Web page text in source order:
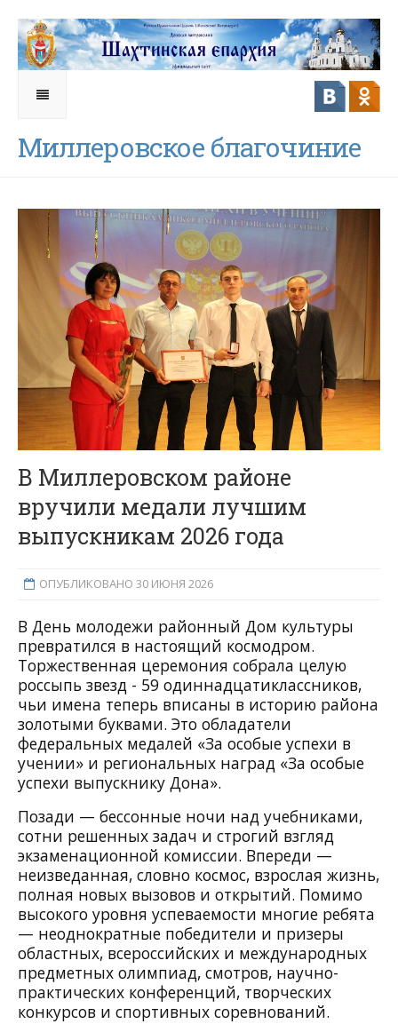
Миллеровское благочиние
В Миллеровском районе
вручили медали лучшим
выпускникам 2026 года
ОПУБЛИКОВАНО 30 ИЮНЯ 2026
В День молодежи районный Дом культуры
превратился в настоящий космодром.
Торжественная церемония собрала целую
россыпь звезд - 59 одиннадцатиклассников,
чьи имена теперь вписаны в историю района
золотыми буквами. Это обладатели
федеральных медалей «За особые успехи в
учении» и региональных наград «За особые
успехи выпускнику Дона».
Позади — бессонные ночи над учебниками,
сотни решенных задач и строгий взгляд
экзаменационной комиссии. Впереди —
неизведанная, словно космос, взрослая жизнь,
полная новых вызовов и открытий. Помимо
высокого уровня успеваемости многие ребята
— неоднократные победители и призеры
областных, всероссийских и международных
предметных олимпиад, смотров, научно-
практических конференций, творческих
конкурсов и спортивных соревнований.